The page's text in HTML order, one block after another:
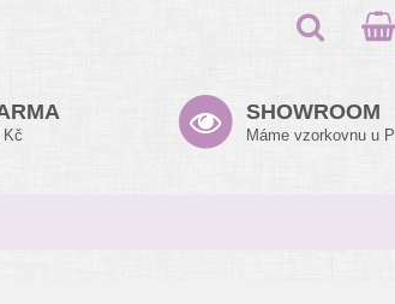
Kč
SHOWROOM
Máme vzorkovnu u